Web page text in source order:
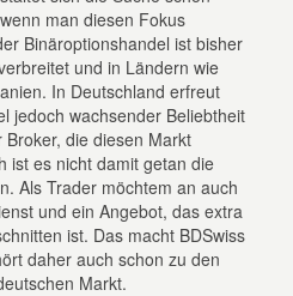
man diesen Fokus
Binäroptionshandel ist bisher
und in Ländern wie
In Deutschland erfreut
jedoch wachsender Beliebtheit
die diesen Markt
ist es nicht damit getan die
Als Trader möchtem an auch
und ein Angebot, das extra
ist. Das macht BDSwiss
daher auch schon zu den
Markt.